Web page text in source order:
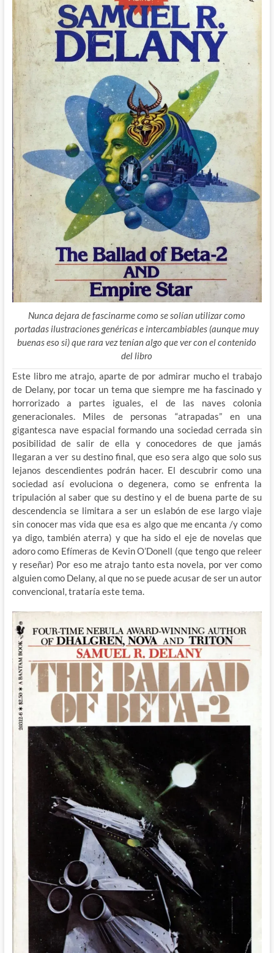
Nunca dejara de fascinarme como se solían utilizar como
portadas ilustraciones genéricas e intercambiables (aunque muy
buenas eso si) que rara vez tenían algo que ver con el contenido
del libro
Este libro me atrajo, aparte de por admirar mucho el trabajo
de Delany, por tocar un tema que siempre me ha fascinado y
horrorizado a partes iguales, el de las naves colonia
generacionales. Miles de personas “atrapadas” en una
gigantesca nave espacial formando una sociedad cerrada sin
posibilidad de salir de ella y conocedores de que jamás
llegaran a ver su destino final, que eso sera algo que solo sus
lejanos descendientes podrán hacer. El descubrir como una
sociedad así evoluciona o degenera, como se enfrenta la
tripulación al saber que su destino y el de buena parte de su
descendencia se limitara a ser un eslabón de ese largo viaje
sin conocer mas vida que esa es algo que me encanta /y como
ya digo, también aterra) y que ha sido el eje de novelas que
adoro como Efímeras de Kevin O’Donell (que tengo que releer
y reseñar) Por eso me atrajo tanto esta novela, por ver como
alguien como Delany, al que no se puede acusar de ser un autor
convencional, trataría este tema.